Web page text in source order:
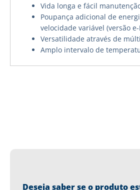
Vida longa e fácil
Poupança adicional de
velocidade variável (versão e-
Versatilidade através de
Amplo intervalo de
Deseja saber se o produto